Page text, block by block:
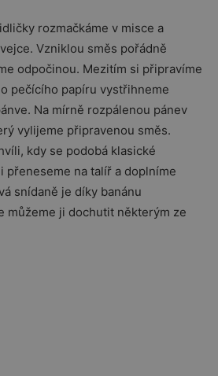
rozmačkáme v misce a
Vzniklou směs pořádně
odpočinou. Mezitím si připravíme
pečícího papíru vystřihneme
Na mírně rozpálenou pánev
vylijeme připravenou směs.
kdy se podobá klasické
přeneseme na talíř a doplníme
snídaně je díky banánu
můžeme ji dochutit některým ze